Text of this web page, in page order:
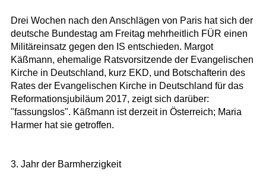
Drei Wochen nach den Anschlägen von Paris hat sich der
deutsche Bundestag am Freitag mehrheitlich FÜR einen
Militäreinsatz gegen den IS entschieden. Margot
Käßmann, ehemalige Ratsvorsitzende der Evangelischen
Kirche in Deutschland, kurz EKD, und Botschafterin des
Rates der Evangelischen Kirche in Deutschland für das
Reformationsjubiläum 2017, zeigt sich darüber:
"fassungslos". Käßmann ist derzeit in Österreich; Maria
Harmer hat sie getroffen.
3. Jahr der Barmherzigkeit